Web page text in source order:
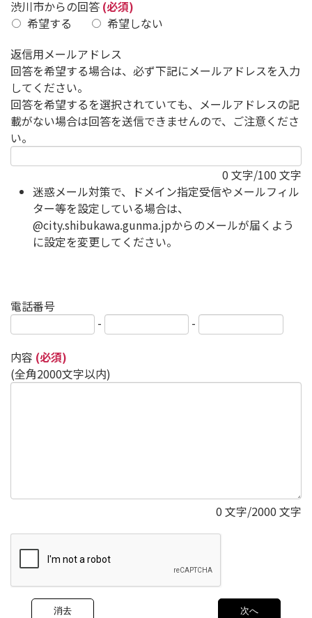
渋川市からの回答 (必須)
希望する
希望しない
返信用メールアドレス
回答を希望する場合は、必ず下記にメールアドレスを入力
してください。
回答を希望するを選択されていても、メールアドレスの記
載がない場合は回答を送信できませんので、ご注意くださ
い。
0 文字/100 文字
迷惑メール対策で、ドメイン指定受信やメールフィル
ター等を設定している場合は、
@city.shibukawa.gunma.jpからのメールが届くよう
に設定を変更してください。
電話番号
-
-
内容 (必須)
(全角2000文字以内)
0 文字/2000 文字